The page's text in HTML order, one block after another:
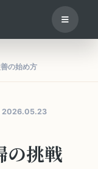
の始め方
2026.05.23
の挑戦